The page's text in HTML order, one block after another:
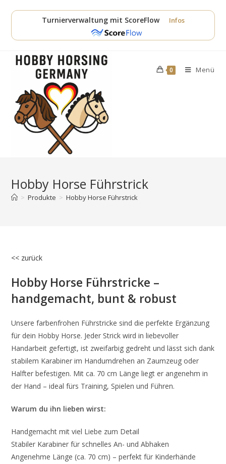
Inhalt
Turnierverwaltung mit ScoreFlow Infos
0 Menü
Hobby Horse Führstrick
> Produkte > Hobby Horse Führstrick
<< zurück
Hobby Horse Führstricke –
handgemacht, bunt & robust
Unsere farbenfrohen Führstricke sind die perfekte Ergänzung
für dein Hobby Horse. Jeder Strick wird in liebevoller
Handarbeit gefertigt, ist zweifarbig gedreht und lässt sich dank
stabilem Karabiner im Handumdrehen an Zaumzeug oder
Halfter befestigen. Mit ca. 70 cm Länge liegt er angenehm in
der Hand – ideal fürs Training, Spielen und Führen.
Warum du ihn lieben wirst:
Handgemacht mit viel Liebe zum Detail
Stabiler Karabiner für schnelles An- und Abhaken
Angenehme Länge (ca. 70 cm) – perfekt für Kinderhände